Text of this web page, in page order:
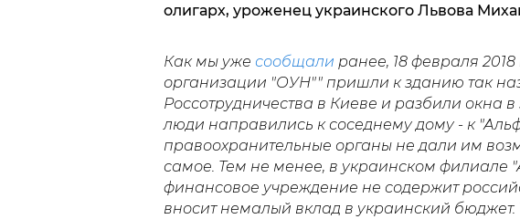
олигарх, уроженец украинского Львова
Как мы уже сообщали ранее, 18 февраля
организации "ОУН"" пришли к зданию так
Россотрудничества в Киеве и разбили окна
люди направились к соседнему дому - к
правоохранительные органы не дали им
самое. Тем не менее, в украинском филиале
финансовое учреждение не содержит
вносит немалый вклад в украинский